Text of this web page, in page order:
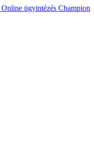
Online ügyintézés Champion